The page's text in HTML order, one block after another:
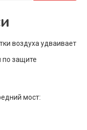
воздуха удваивает
по защите
мост: